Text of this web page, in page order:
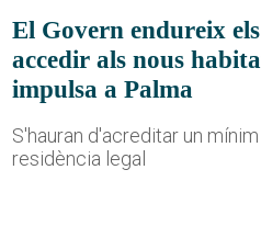
El Govern endureix
accedir als nous
impulsa a Palma
S'hauran d'acreditar un
residència legal